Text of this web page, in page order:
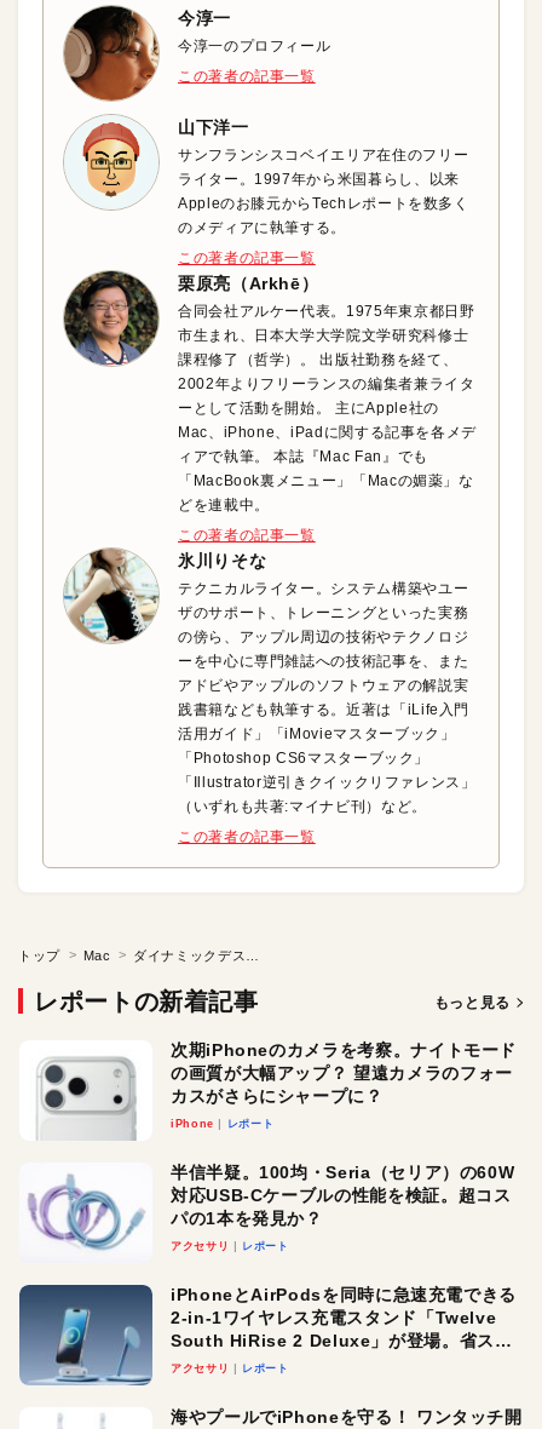
今淳一
今淳一のプロフィール
この著者の記事一覧
山下洋一
サンフランシスコベイエリア在住のフリー
ライター。1997年から米国暮らし、以来
Appleのお膝元からTechレポートを数多く
のメディアに執筆する。
この著者の記事一覧
栗原亮（Arkhē）
合同会社アルケー代表。1975年東京都日野
市生まれ、日本大学大学院文学研究科修士
課程修了（哲学）。 出版社勤務を経て、
2002年よりフリーランスの編集者兼ライタ
ーとして活動を開始。 主にApple社の
Mac、iPhone、iPadに関する記事を各メデ
ィアで執筆。 本誌『Mac Fan』でも
「MacBook裏メニュー」「Macの媚薬」な
どを連載中。
この著者の記事一覧
氷川りそな
テクニカルライター。システム構築やユー
ザのサポート、トレーニングといった実務
の傍ら、アップル周辺の技術やテクノロジ
ーを中心に専門雑誌への技術記事を、また
アドビやアップルのソフトウェアの解説実
践書籍なども執筆する。近著は「iLife入門
活用ガイド」「iMovieマスターブック」
「Photoshop CS6マスターブック」
「Illustrator逆引きクイックリファレンス」
（いずれも共著:マイナビ刊）など。
この著者の記事一覧
トップ Mac
レポートの新着記事 もっと見る
次期iPhoneのカメラを考察。ナイトモード
の画質が大幅アップ？ 望遠カメラのフォー
カスがさらにシャープに？
iPhone レポート
半信半疑。100均・Seria（セリア）の60W
対応USB-Cケーブルの性能を検証。超コス
パの1本を発見か？
アクセサリ レポート
iPhoneとAirPodsを同時に急速充電できる
2-in-1ワイヤレス充電スタンド「Twelve
South HiRise 2 Deluxe」が登場。省スペ
ースでおしゃれに充電したい人にオスス
アクセサリ レポート
海やプールでiPhoneを守る！ ワンタッチ開